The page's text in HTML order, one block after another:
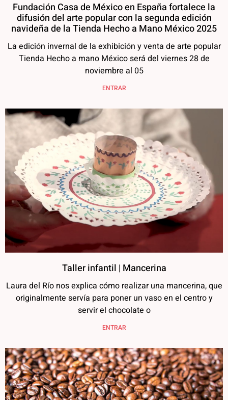
Fundación Casa de México en España fortalece la
difusión del arte popular con la segunda edición
navideña de la Tienda Hecho a Mano México 2025
La edición invernal de la exhibición y venta de arte popular
Tienda Hecho a mano México será del viernes 28 de
noviembre al 05
ENTRAR
Taller infantil | Mancerina
Laura del Río nos explica cómo realizar una mancerina, que
originalmente servía para poner un vaso en el centro y
servir el chocolate o
ENTRAR